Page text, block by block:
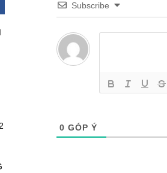
Subscribe
0 GÓP Ý